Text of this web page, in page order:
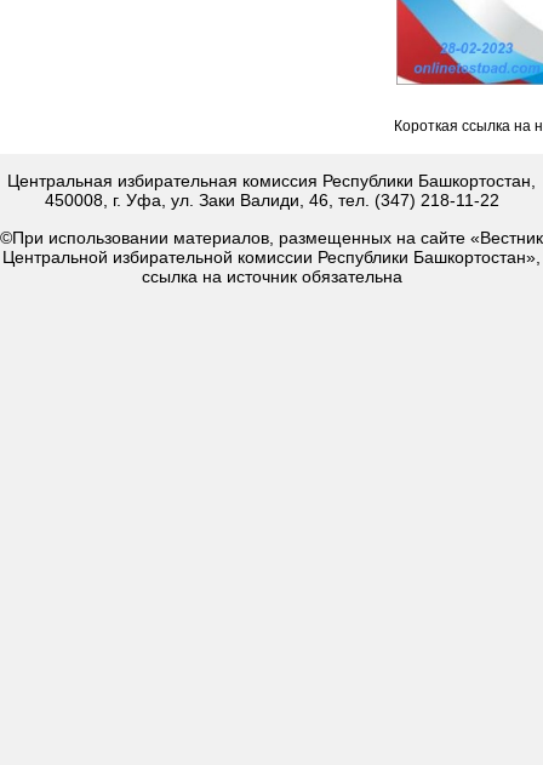
Короткая ссылка на
Центральная избирательная комиссия Республики Башкортостан,
450008, г. Уфа, ул. Заки Валиди, 46, тел. (347) 218-11-22
©При использовании материалов, размещенных на сайте «Вестник
Центральной избирательной комиссии Республики Башкортостан»,
ссылка на источник обязательна